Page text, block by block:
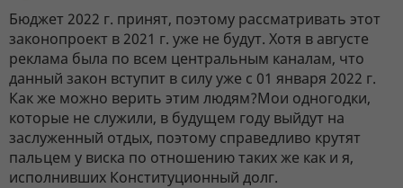
Бюджет 2022 г. принят, поэтому рассматривать этот
законопроект в 2021 г. уже не будут. Хотя в августе
реклама была по всем центральным каналам, что
данный закон вступит в силу уже с 01 января 2022 г.
Как же можно верить этим людям?Мои одногодки,
которые не служили, в будущем году выйдут на
заслуженный отдых, поэтому справедливо крутят
пальцем у виска по отношению таких же как и я,
исполнивших Конституционный долг.